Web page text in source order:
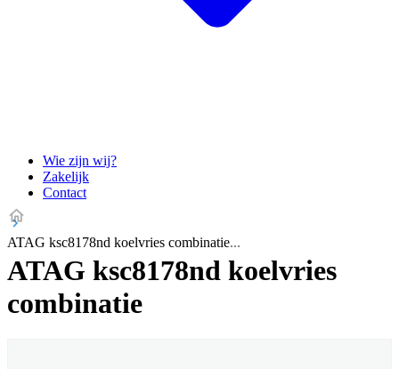
Wie zijn wij?
Zakelijk
Contact
ATAG ksc8178nd koelvries combinatie
ATAG ksc8178nd koelvries
combinatie